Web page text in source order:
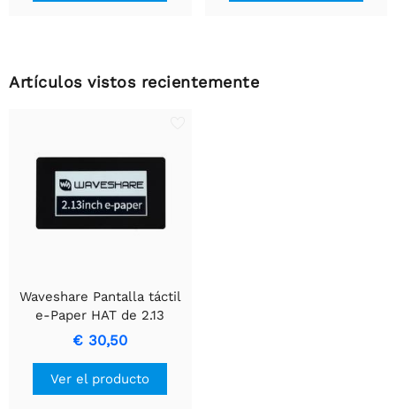
Artículos vistos recientemente
Waveshare Pantalla táctil
e-Paper HAT de 2.13
pulgadas para Raspberry
Pi, 250×122, blanco y
negro, SPI.
€ 30,50
Ver el producto